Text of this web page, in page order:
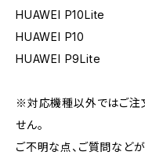
HUAWEI P10Lite
HUAWEI P10
HUAWEI P9Lite
※対応機種以外ではご注
せん。
ご不明な点、ご質問など